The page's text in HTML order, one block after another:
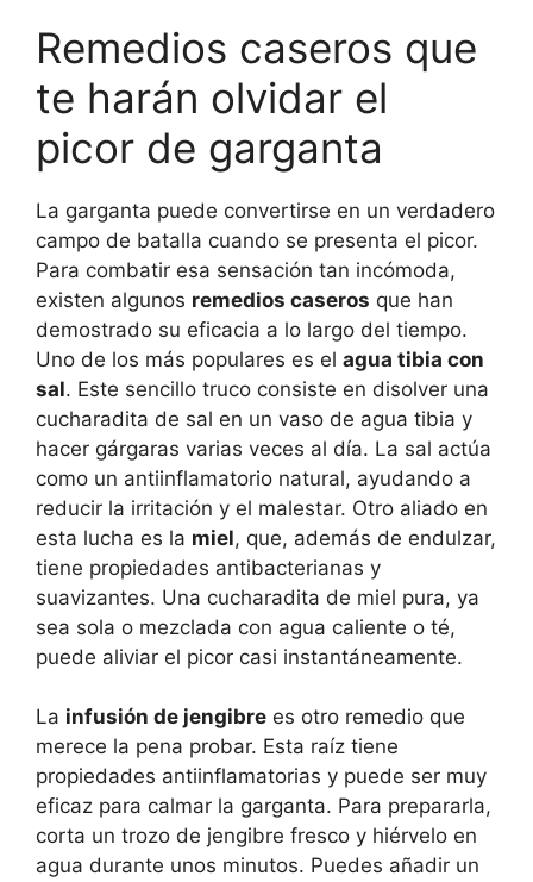
Remedios caseros que
te harán olvidar el
picor de garganta
La garganta puede convertirse en un verdadero
campo de batalla cuando se presenta el picor.
Para combatir esa sensación tan incómoda,
existen algunos remedios caseros que han
demostrado su eficacia a lo largo del tiempo.
Uno de los más populares es el agua tibia con
sal. Este sencillo truco consiste en disolver una
cucharadita de sal en un vaso de agua tibia y
hacer gárgaras varias veces al día. La sal actúa
como un antiinflamatorio natural, ayudando a
reducir la irritación y el malestar. Otro aliado en
esta lucha es la miel, que, además de endulzar,
tiene propiedades antibacterianas y
suavizantes. Una cucharadita de miel pura, ya
sea sola o mezclada con agua caliente o té,
puede aliviar el picor casi instantáneamente.
La infusión de jengibre es otro remedio que
merece la pena probar. Esta raíz tiene
propiedades antiinflamatorias y puede ser muy
eficaz para calmar la garganta. Para prepararla,
corta un trozo de jengibre fresco y hiérvelo en
agua durante unos minutos. Puedes añadir un